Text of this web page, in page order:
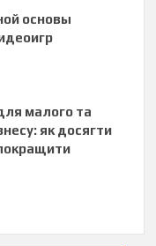
основы
малого та
як досягти